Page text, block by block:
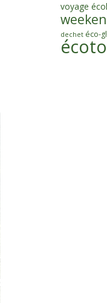
voyage
dechet éco-